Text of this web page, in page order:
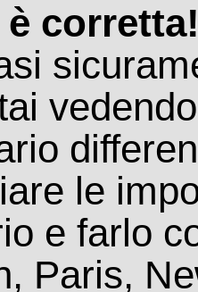
le
e farlo
Paris,